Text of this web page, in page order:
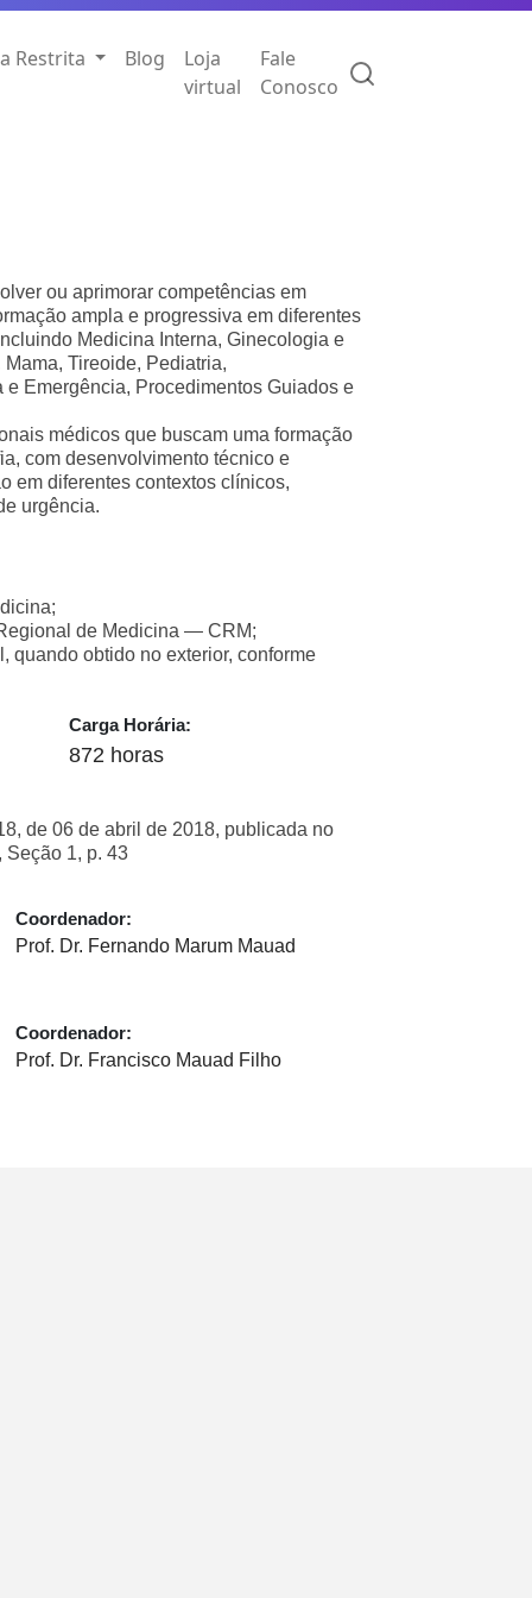
Restrita Blog
Loja
virtual
Fale
Conosco
ou aprimorar competências em
ampla e progressiva em diferentes
Medicina Interna, Ginecologia e
Tireoide, Pediatria,
Emergência, Procedimentos Guiados e
médicos que buscam uma formação
com desenvolvimento técnico e
em diferentes contextos clínicos,
urgência.
de Medicina — CRM;
quando obtido no exterior, conforme
Carga Horária:
872 horas
de 06 de abril de 2018, publicada no
Seção 1, p. 43
Coordenador:
Prof. Dr. Fernando Marum Mauad
Coordenador:
Prof. Dr. Francisco Mauad Filho